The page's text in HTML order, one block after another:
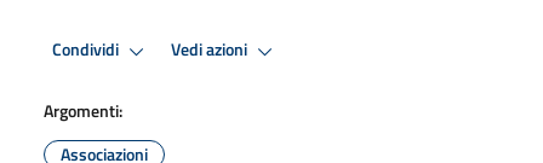
Condividi Vedi azioni
Argomenti:
Associazioni